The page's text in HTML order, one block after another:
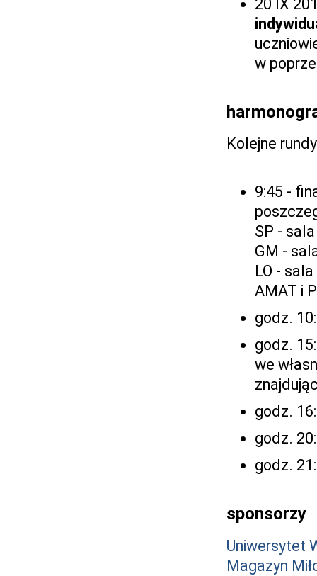
20 IX
w
Kolejne
9:45 -
SP -
GM -
LO -
AMAT i
godz.
godz.
we
godz.
godz.
godz.
sponsorzy
Uniwersytet
Magazyn